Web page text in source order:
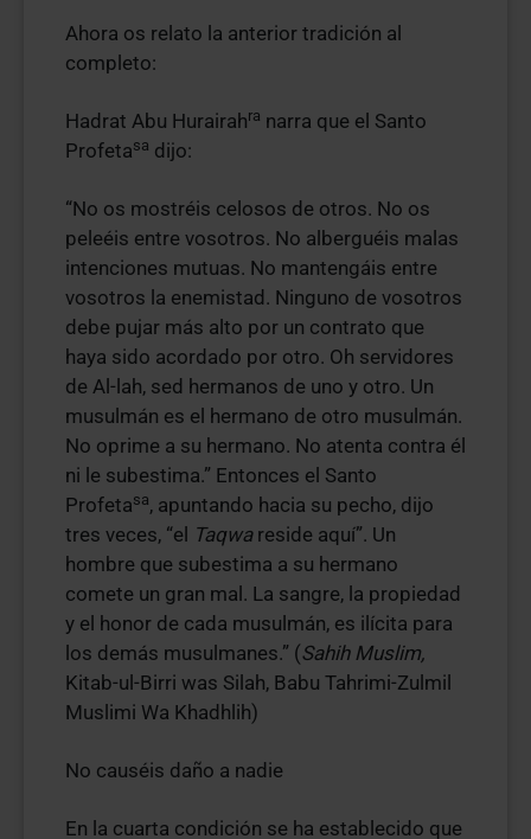
Ahora os relato la anterior tradición al
completo:
Hadrat Abu Hurairahra narra que el Santo
Profetasa dijo:
“No os mostréis celosos de otros. No os
peleéis entre vosotros. No alberguéis malas
intenciones mutuas. No mantengáis entre
vosotros la enemistad. Ninguno de vosotros
debe pujar más alto por un contrato que
haya sido acordado por otro. Oh servidores
de Al-lah, sed hermanos de uno y otro. Un
musulmán es el hermano de otro musulmán.
No oprime a su hermano. No atenta contra él
ni le subestima.” Entonces el Santo
Profetasa, apuntando hacia su pecho, dijo
tres veces, “el Taqwa reside aquí”. Un
hombre que subestima a su hermano
comete un gran mal. La sangre, la propiedad
y el honor de cada musulmán, es ilícita para
los demás musulmanes.” (Sahih Muslim,
Kitab-ul-Birri was Silah, Babu Tahrimi-Zulmil
Muslimi Wa Khadhlih)
No causéis daño a nadie
En la cuarta condición se ha establecido que